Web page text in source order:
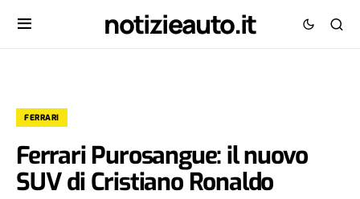
notizieauto.it
FERRARI
Ferrari Purosangue: il nuovo
SUV di Cristiano Ronaldo